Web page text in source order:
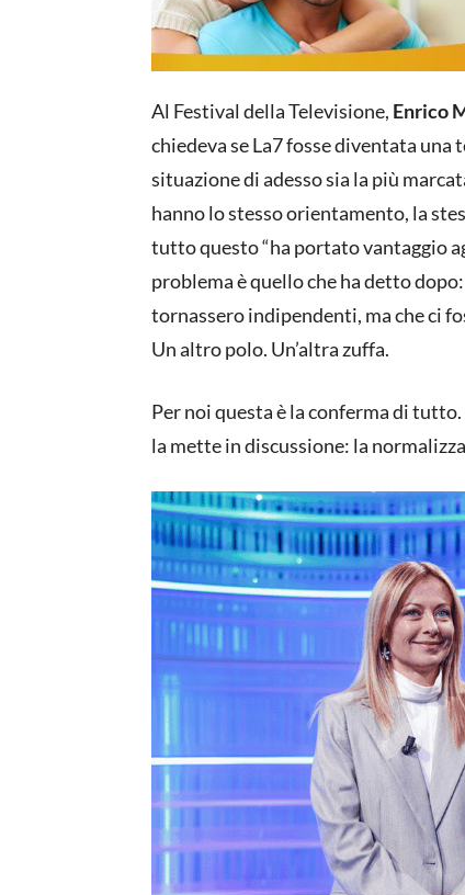
Al Festival della Televisione, Enrico
chiedeva se La7 fosse diventata una
situazione di adesso sia la più
hanno lo stesso orientamento, la
tutto questo “ha portato vantaggio
problema è quello che ha detto
tornassero indipendenti, ma che ci
Un altro polo. Un’altra zuffa.
Per noi questa è la conferma di tutto.
la mette in discussione: la